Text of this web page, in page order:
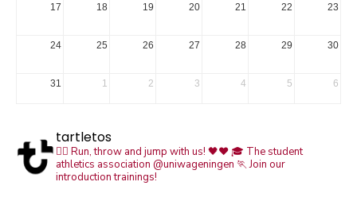
17 18 19 20 21 22 23
24 25 26 27 28 29 30
31 1 2 3 4 5 6
tartletos
🏃‍♀️ Run, throw and jump with us! 🖤❤️🎓 The student
athletics association @uniwageningen 🏃 Join our
introduction trainings!